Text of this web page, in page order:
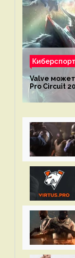
Киберспорт
Valve
Pro Circuit